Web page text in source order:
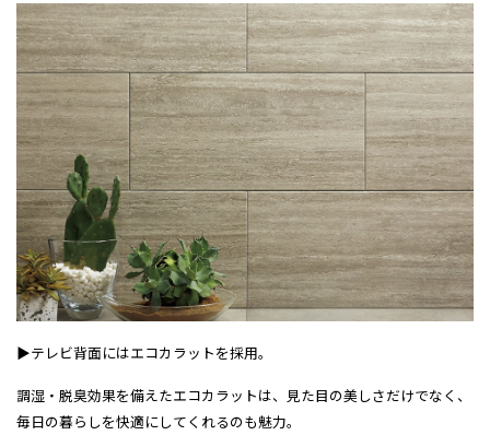
▶テレビ背面にはエコカラットを採用。
調湿・脱臭効果を備えたエコカラットは、見た目の美しさだけでなく、
毎日の暮らしを快適にしてくれるのも魅力。